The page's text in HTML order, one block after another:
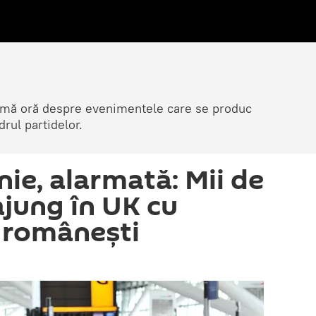
oră despre evenimentele care se produc
partidelor.
alarmată: Mii de
în UK cu